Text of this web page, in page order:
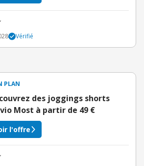
Vérifié
PLAN
des joggings shorts
Most à partir de 49 €
l'offre